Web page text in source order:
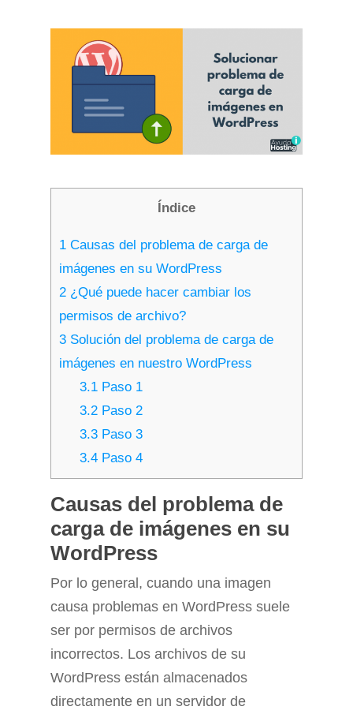
Índice
1 Causas del problema de carga de
imágenes en su WordPress
2 ¿Qué puede hacer cambiar los
permisos de archivo?
3 Solución del problema de carga de
imágenes en nuestro WordPress
3.1Paso 1
3.2Paso 2
3.3Paso 3
3.4Paso 4
Causas del problema de
carga de imágenes en su
WordPress
Por lo general, cuando una imagen
causa problemas en WordPress suele
ser por permisos de archivos
incorrectos. Los archivos de su
WordPress están almacenados
directamente en un servidor de